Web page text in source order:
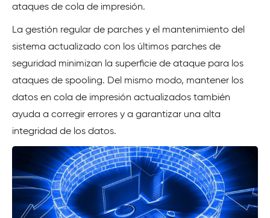
ataques de cola de impresión.
La gestión regular de parches y el mantenimiento del
sistema actualizado con los últimos parches de
seguridad minimizan la superficie de ataque para los
ataques de spooling. Del mismo modo, mantener los
datos en cola de impresión actualizados también
ayuda a corregir errores y a garantizar una alta
integridad de los datos.